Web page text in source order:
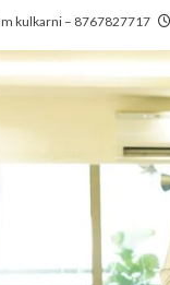
kulkarni – 8767827717